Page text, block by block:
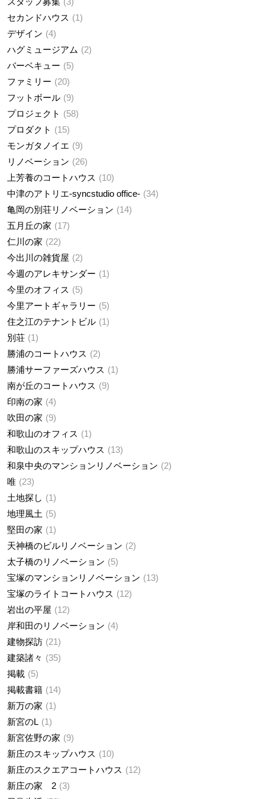
セカンドハウス
1
デザイン
4
ハグミュージアム
2
バーベキュー
5
ファミリー
20
フットボール
9
プロジェクト
58
プロダクト
15
モンガタノイエ
9
リノベーション
26
上芳養のコートハウス
10
中津のアトリエ-syncstudio office- 34
亀岡の別荘リノベーション
14
五月丘の家
17
仁川の家
22
今出川の雑貨屋
2
今週のアレキサンダー
1
今里のオフィス
5
今里アートギャラリー
5
住之江のテナントビル
1
別荘
1
勝浦のコートハウス
2
勝浦サーファーズハウス
1
南が丘のコートハウス
9
印南の家
4
吹田の家
9
和歌山のオフィス
1
和歌山のスキップハウス
13
和泉中央のマンションリノベーション
2
唯
23
土地探し
1
地理風土
5
堅田の家
1
天神橋のビルリノベーション
2
太子橋のリノベーション
5
宝塚のマンションリノベーション
13
宝塚のライトコートハウス
12
岩出の平屋
12
岸和田のリノベーション
4
建物探訪
21
建築諸々
35
掲載
5
掲載書籍
14
新万の家
1
新宮のL
1
新宮佐野の家
9
新庄のスキップハウス
10
新庄のスクエアコートハウス
12
新庄の家 2 3